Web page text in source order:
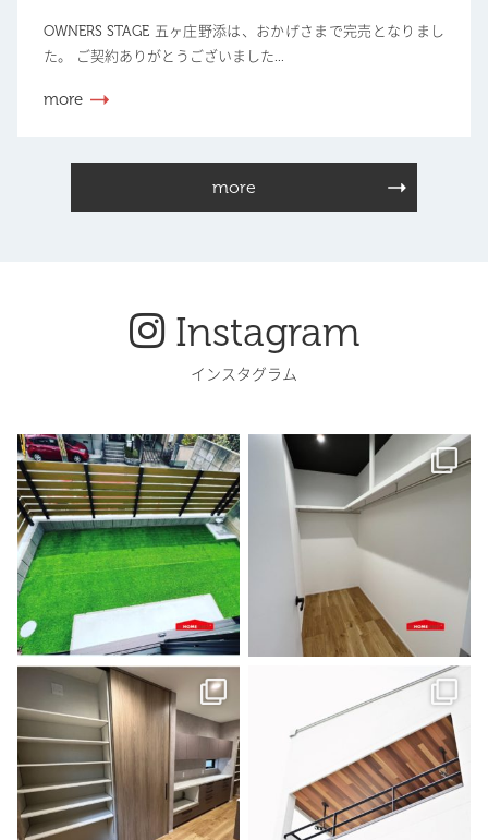
OWNERS STAGE 五ヶ庄野添は、おかげさまで完売となりまし
た。 ご契約ありがとうございました...
more
more
Instagram
インスタグラム